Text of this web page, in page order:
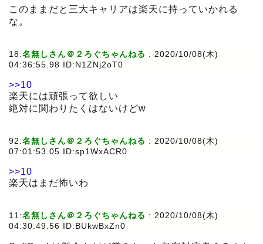
このままだと三大キャリアは楽天に持っていかれる
な。
18:名無しさん＠２ろぐちゃんねる : 2020/10/08(木)
04:36:55.98 ID:N1ZNj2oT0
>>10
楽天には頑張って欲しい
絶対に関わりたくはないけどw
92:名無しさん＠２ろぐちゃんねる : 2020/10/08(木)
07:01:53.05 ID:sp1WxACR0
>>10
楽天はまだ怖いわ
11:名無しさん＠２ろぐちゃんねる : 2020/10/08(木)
04:30:49.56 ID:BUkwBxZn0